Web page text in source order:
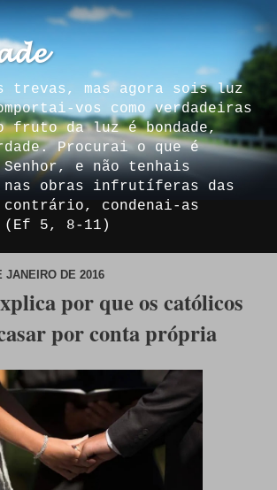
trevas, mas agora sois luz
vos como verdadeiras
fruto da luz é bondade,
Procurai o que é
e não tenhais
nas obras infrutíferas das
condenai-as
(Ef 5, 8-11)
JANEIRO DE 2016
por que os católicos
por conta própria